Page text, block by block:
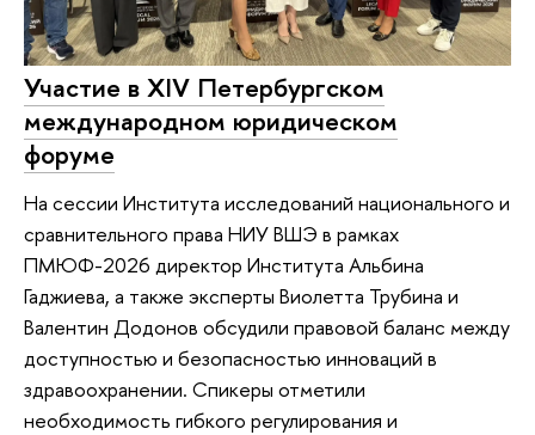
Участие в XIV Петербургском
международном юридическом
форуме
На сессии Института исследований национального и
сравнительного права НИУ ВШЭ в рамках
ПМЮФ-2026 директор Института Альбина
Гаджиева, а также эксперты Виолетта Трубина и
Валентин Додонов обсудили правовой баланс между
доступностью и безопасностью инноваций в
здравоохранении. Спикеры отметили
необходимость гибкого регулирования и